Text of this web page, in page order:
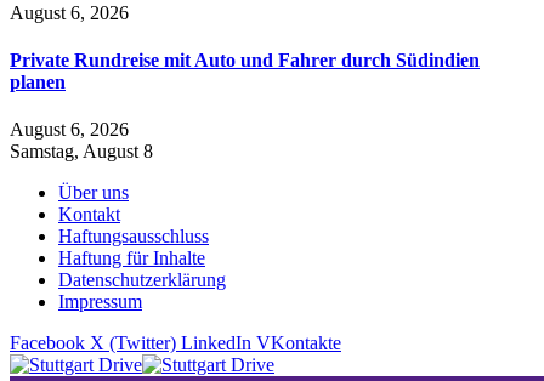
August 6, 2026
Private Rundreise mit Auto und Fahrer durch Südindien
planen
August 6, 2026
Samstag, August 8
Über uns
Kontakt
Haftungsausschluss
Haftung für Inhalte
Datenschutzerklärung
Impressum
Facebook X (Twitter) LinkedIn VKontakte